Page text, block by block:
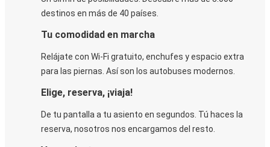
destinos en más de 40 países.
Tu comodidad en marcha
Relájate con Wi-Fi gratuito, enchufes y espacio extra
para las piernas. Así son los autobuses modernos.
Elige, reserva, ¡viaja!
De tu pantalla a tu asiento en segundos. Tú haces la
reserva, nosotros nos encargamos del resto.